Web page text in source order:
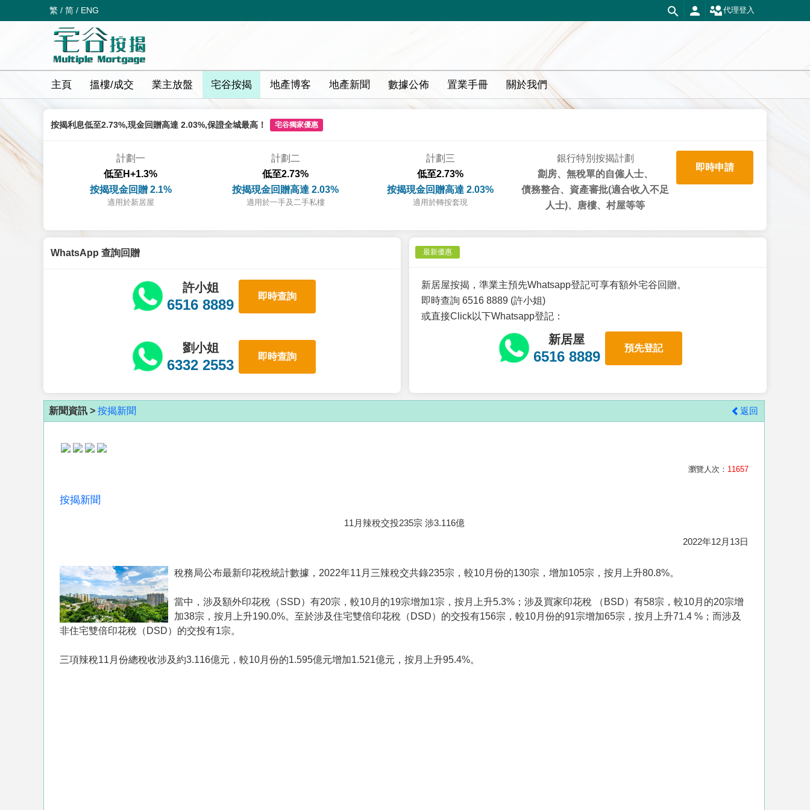
繁 / 简 / ENG 代理登入
主頁 搵樓/成交 業主放盤 宅谷按揭 地產博客 地產新聞 數據公佈 置業手冊 關於我們
按揭利息低至2.73%,現金回贈高達 2.03%,保證全城最高！ 宅谷獨家優惠
計劃一
低至H+1.3%
按揭現金回贈 2.1%
適用於新居屋
計劃二
低至2.73%
按揭現金回贈高達 2.03%
適用於一手及二手私樓
計劃三
低至2.73%
按揭現金回贈高達 2.03%
適用於轉按套現
銀行特別按揭計劃
劏房、無稅單的自僱人士、
債務整合、資產審批(適合收入不足
人士)、唐樓、村屋等等
即時申請
WhatsApp 查詢回贈
許小姐
6516 8889
即時查詢
劉小姐
6332 2553
即時查詢
最新優惠
新居屋按揭，準業主預先Whatsapp登記可享有額外宅谷回贈。
即時查詢 6516 8889 (許小姐)
或直接Click以下Whatsapp登記：
新居屋
6516 8889
預先登記
新聞資訊 > 按揭新聞 返回
瀏覽人次： 11657
按揭新聞
11月辣稅交投235宗 涉3.116億
2022年12月13日
稅務局公布最新印花稅統計數據，2022年11月三辣稅交共錄235宗，較10月份的130宗，增加105宗，按月上升80.8%。
當中，涉及額外印花稅（SSD）有20宗，較10月的19宗增加1宗，按月上升5.3%；涉及買家印花稅 （BSD）有58宗，較10月的20宗增
加38宗，按月上升190.0%。至於涉及住宅雙倍印花稅（DSD）的交投有156宗，較10月份的91宗增加65宗，按月上升71.4 %；而涉及
非住宅雙倍印花稅（DSD）的交投有1宗。
三項辣稅11月份總稅收涉及約3.116億元，較10月份的1.595億元增加1.521億元，按月上升95.4%。